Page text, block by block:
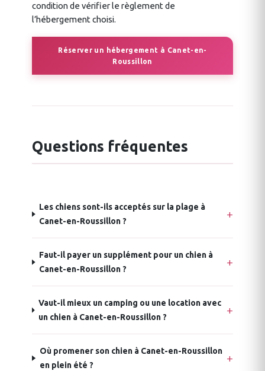
condition de vérifier le règlement de
l’hébergement choisi.
Réserver un hébergement à Canet-en-
Roussillon
Questions fréquentes
Les chiens sont-ils acceptés sur la plage à
Canet-en-Roussillon ?
Faut-il payer un supplément pour un chien à
Canet-en-Roussillon ?
Vaut-il mieux un camping ou une location avec
un chien à Canet-en-Roussillon ?
Où promener son chien à Canet-en-Roussillon
en plein été ?